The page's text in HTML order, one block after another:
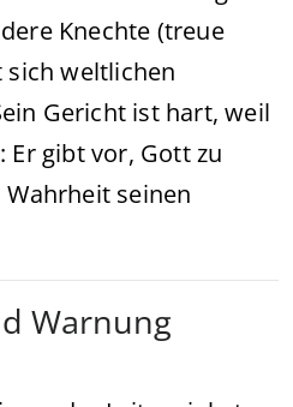
Knechte (treue
weltlichen
Gericht ist hart, weil
Er gibt vor, Gott zu
seinen
Warnung